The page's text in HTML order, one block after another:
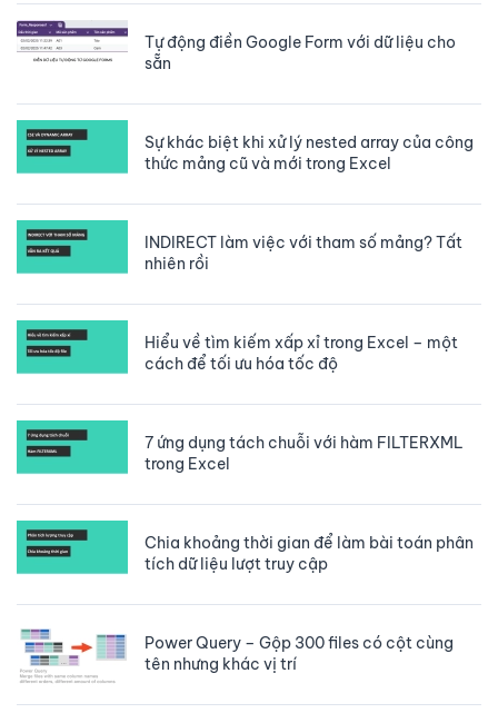
Tự động điền Google Form với dữ liệu cho
sẵn
Sự khác biệt khi xử lý nested array của công
thức mảng cũ và mới trong Excel
INDIRECT làm việc với tham số mảng? Tất
nhiên rồi
Hiểu về tìm kiếm xấp xỉ trong Excel – một
cách để tối ưu hóa tốc độ
7 ứng dụng tách chuỗi với hàm FILTERXML
trong Excel
Chia khoảng thời gian để làm bài toán phân
tích dữ liệu lượt truy cập
Power Query – Gộp 300 files có cột cùng
tên nhưng khác vị trí